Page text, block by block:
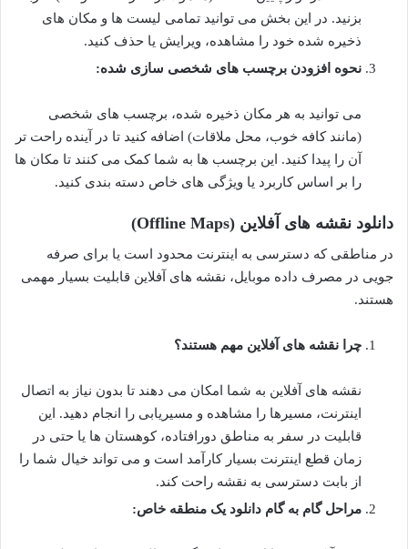
بزنید. در این بخش می توانید تمامی لیست ها و مکان های
ذخیره شده خود را مشاهده، ویرایش یا حذف کنید.
نحوه افزودن برچسب های شخصی سازی شده:
می توانید به هر مکان ذخیره شده، برچسب های شخصی
(مانند کافه خوب، محل ملاقات) اضافه کنید تا در آینده راحت تر
آن را پیدا کنید. این برچسب ها به شما کمک می کنند تا مکان ها
را بر اساس کاربرد یا ویژگی های خاص دسته بندی کنید.
دانلود نقشه های آفلاین (Offline Maps)
در مناطقی که دسترسی به اینترنت محدود است یا برای صرفه
جویی در مصرف داده موبایل، نقشه های آفلاین قابلیت بسیار مهمی
هستند.
چرا نقشه های آفلاین مهم هستند؟
نقشه های آفلاین به شما امکان می دهند تا بدون نیاز به اتصال
اینترنت، مسیرها را مشاهده و مسیریابی را انجام دهید. این
قابلیت در سفر به مناطق دورافتاده، کوهستان ها یا حتی در
زمان قطع اینترنت بسیار کارآمد است و می تواند خیال شما را
از بابت دسترسی به نقشه راحت کند.
مراحل گام به گام دانلود یک منطقه خاص: